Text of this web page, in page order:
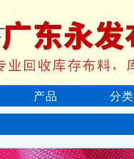
产品 分类